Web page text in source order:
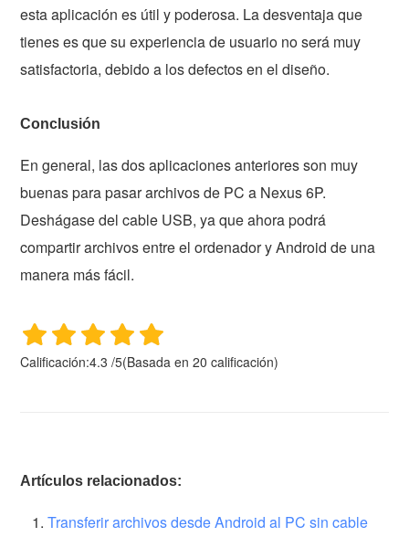
esta aplicación es útil y poderosa. La desventaja que
tienes es que su experiencia de usuario no será muy
satisfactoria, debido a los defectos en el diseño.
Conclusión
En general, las dos aplicaciones anteriores son muy
buenas para pasar archivos de PC a Nexus 6P.
Deshágase del cable USB, ya que ahora podrá
compartir archivos entre el ordenador y Android de una
manera más fácil.
Calificación:4.3 /5(Basada en20 calificación)
Artículos relacionados:
Transferir archivos desde Android al PC sin cable